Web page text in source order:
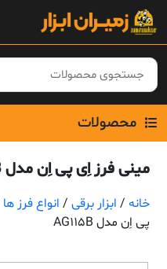
Skip
content
محصولات
مینی فرز اِی پی اِن مدل AG115B
خانه / ابزار برقی / انواع فرز ها
پی اِن مدل AG115B